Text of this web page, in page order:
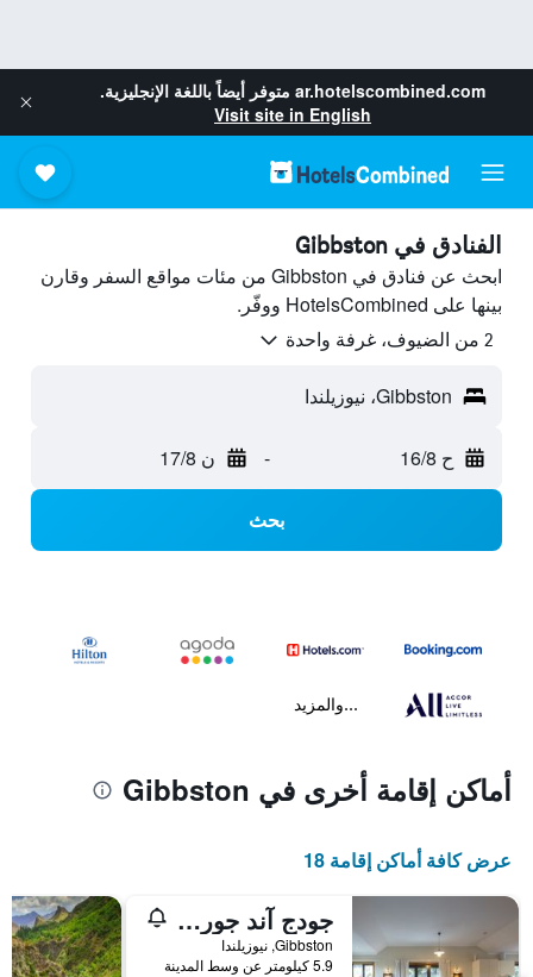
ar.hotelscombined.com متوفر أيضاً باللغة الإنجليزية.
Visit site in English
الفنادق في Gibbston
ابحث عن فنادق في Gibbston من مئات مواقع السفر وقارن
بينها على HotelsCombined ووفّر.
2 من الضيوف، غرفة واحدة
Gibbston، نيوزيلندا
ح 16/8 - ن 17/8
بحث
...والمزيد
أماكن إقامة أخرى في Gibbston
عرض كافة أماكن إقامة 18
جودج آند جوري فيليدج
Gibbston, نيوزيلندا
5.9 كيلومتر عن وسط المدينة